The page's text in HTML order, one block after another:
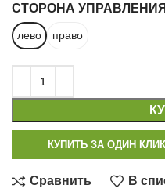
СТОРОНА УПРАВЛЕНИЯ
лево право
КУПИТЬ ЗА ОДИН КЛИК
Сравнить В